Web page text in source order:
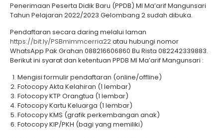
Penerimaan Peserta Didik Baru (PPDB) MI Ma’arif Mangunsari
Tahun Pelajaran 2022/2023 Gelombang 2 sudah dibuka.
Pendaftaran secara daring melalui laman
https://bit.ly/PSBmimmcerria22atau hubungi nomor
WhatsApp Pak Grahan 088216606860 Bu Rista 082242339883.
Berikut ini syarat dan ketentuan PPDB MI Ma’arif Mangunsari :
Mengisi formulir pendaftaran (online/offline)
Fotocopy Akta Kelahiran (1 lembar)
Fotocopy KTP Orangtua (1 lembar)
Fotocopy Kartu Keluarga (1 lembar)
Fotocopy KMS (grafik perkembangan anak)
Fotocopy KIP/PKH (bagi yang memiliki)